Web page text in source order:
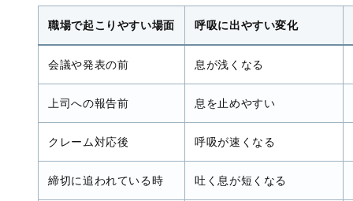
職場で起こりやすい場面 呼吸に出やすい変化
会議や発表の前 息が浅くなる
上司への報告前 息を止めやすい
クレーム対応後 呼吸が速くなる
締切に追われている時 吐く息が短くなる
ラー
#生産性向上
#メンタルヘル
ス
#ストレス度測定